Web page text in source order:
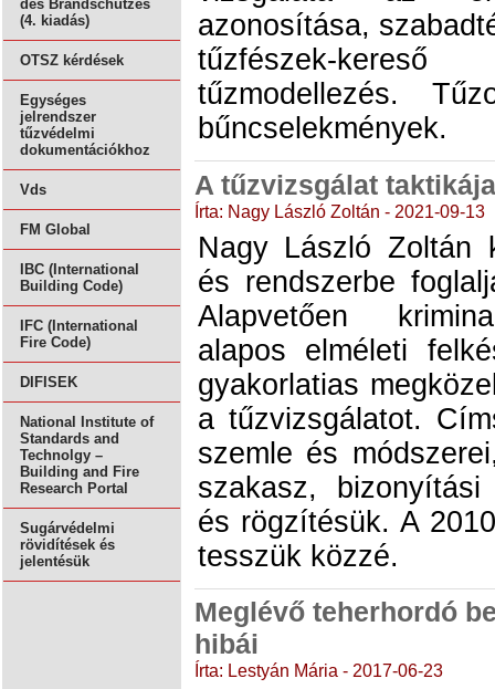
des Brandschutzes
(4. kiadás)
OTSZ kérdések
Egységes
jelrendszer
tűzvédelmi
dokumentációkhoz
Vds
FM Global
IBC (International
Building Code)
IFC (International
Fire Code)
DIFISEK
National Institute of
Standards and
Technolgy –
Building and Fire
Research Portal
Sugárvédelmi
rövidítések és
jelentésük
azonosítása,
tűzfészek-kereső
tűzmodellezés.
bűncselekmények.
A tűzvizsgálat taktikája
Írta: Nagy László Zoltán - 2021-09-13
Nagy László Zoltán
és rendszerbe
Alapvetően
alapos elméleti
gyakorlatias
a tűzvizsgálatot.
szemle és
szakasz,
és rögzítésük. A
tesszük közzé.
Meglévő teherhordó
hibái
Írta: Lestyán Mária - 2017-06-23